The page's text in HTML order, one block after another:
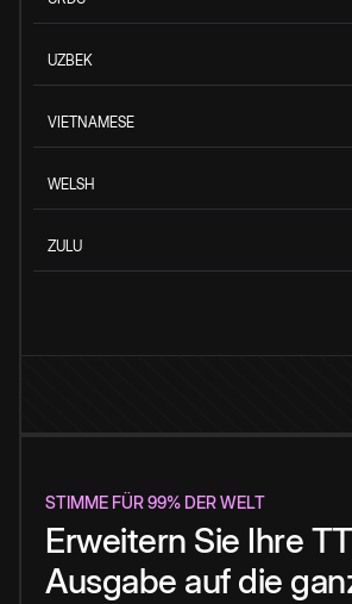
UZBEK
VIETNAMESE
WELSH
ZULU
STIMME FÜR 99% DER WELT
Erweitern Sie Ihre
Ausgabe auf die